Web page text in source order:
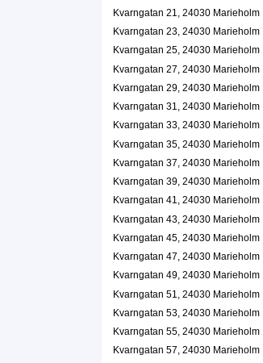
Kvarngatan 21, 24030 Marieholm
Kvarngatan 23, 24030 Marieholm
Kvarngatan 25, 24030 Marieholm
Kvarngatan 27, 24030 Marieholm
Kvarngatan 29, 24030 Marieholm
Kvarngatan 31, 24030 Marieholm
Kvarngatan 33, 24030 Marieholm
Kvarngatan 35, 24030 Marieholm
Kvarngatan 37, 24030 Marieholm
Kvarngatan 39, 24030 Marieholm
Kvarngatan 41, 24030 Marieholm
Kvarngatan 43, 24030 Marieholm
Kvarngatan 45, 24030 Marieholm
Kvarngatan 47, 24030 Marieholm
Kvarngatan 49, 24030 Marieholm
Kvarngatan 51, 24030 Marieholm
Kvarngatan 53, 24030 Marieholm
Kvarngatan 55, 24030 Marieholm
Kvarngatan 57, 24030 Marieholm